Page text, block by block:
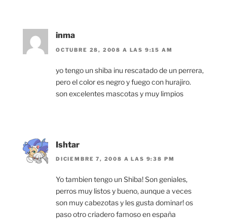
inma
OCTUBRE 28, 2008 A LAS 9:15 AM
yo tengo un shiba inu rescatado de un perrera,
pero el color es negro y fuego con hurajiro.
son excelentes mascotas y muy limpios
Ishtar
DICIEMBRE 7, 2008 A LAS 9:38 PM
Yo tambien tengo un Shiba! Son geniales,
perros muy listos y bueno, aunque a veces
son muy cabezotas y les gusta dominar! os
paso otro criadero famoso en españa